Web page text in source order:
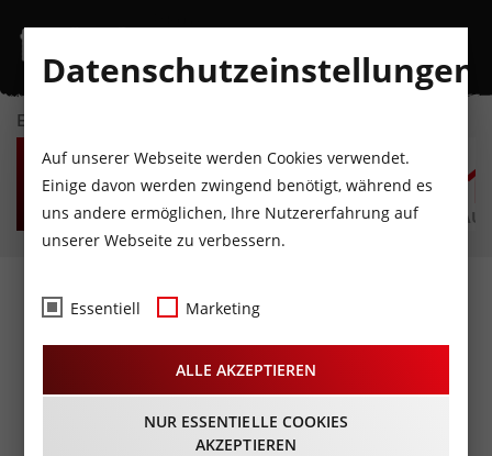
EVENTKALENDER
FR
7
AUGUST
SA
8
AUGUST
SO
9
AUGUST
MO
10
AUGUST
DI
11
AUGUST
AK Kindertheater „Das
Märchen von den 12
Monaten“
04.11.2023 - Beginn 14:30 Uhr
Datenschutzeinstellungen
Auf unserer Webseite werden Cookies verwendet.
Einige davon werden zwingend benötigt, während es
uns andere ermöglichen, Ihre Nutzererfahrung auf
unserer Webseite zu verbessern.
Essentiell Marketing
ALLE AKZEPTIEREN
NUR ESSENTIELLE COOKIES
AKZEPTIEREN